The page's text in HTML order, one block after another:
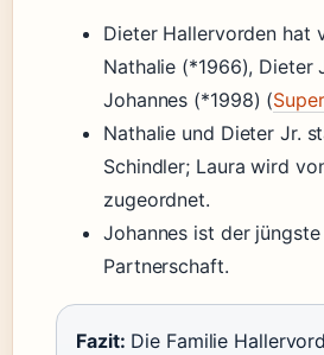
Dieter Hallervorden hat
Nathalie (*1966), Dieter
Johannes (*1998) (
Nathalie und Dieter Jr.
Schindler; Laura wird
zugeordnet.
Johannes ist der
Partnerschaft.
Fazit: Die Familie